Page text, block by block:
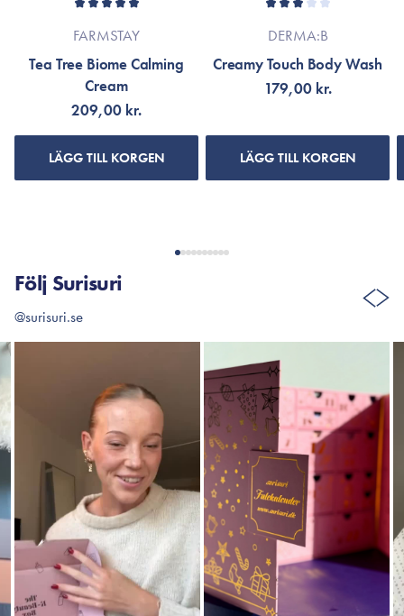
FARMSTAY
Tea Tree Biome Calming
Cream
209,00 kr.
LÄGG TILL KORGEN
DERMA:B
Creamy Touch Body Wash
179,00 kr.
LÄGG TILL KORGEN
Följ Surisuri
@surisuri.se